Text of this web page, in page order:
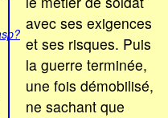
avec ses exigences
et ses risques. Puis
la guerre terminée,
une fois démobilisé,
ne sachant que